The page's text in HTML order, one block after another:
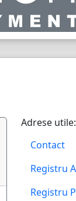
Adrese utile:
Contact
Registru
Registru